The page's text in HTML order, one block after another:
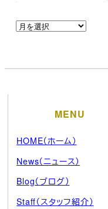
ア
イ
MENU
HOME（ホーム）
News（ニュース）
Blog（ブログ）
Staff（スタッフ紹介）